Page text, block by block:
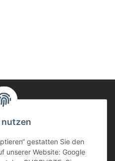
nutzen
gestatten Sie den
unserer Website: Google